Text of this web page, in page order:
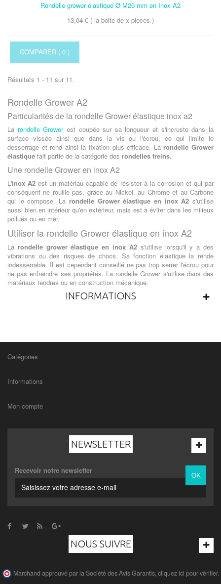
Rondelle grower élastique Ø M20 mm en Inox A2
13,04 € ( la boite de x pieces )
COMPARER ( 0 )
Résultats 1 - 11 sur 11.
Rondelle Grower A2
Particularités de la rondelle Grower élastique inox a2
La rondelle Growerest coupée sur sa longueur et s'incruste dans la
surface vissée ainsi que dans la vis ou l'écrou, ce qui limite le
desserrage et rend ainsi la fixation plus efficace. Larondelle Grower
élastique fait partie de la catégorie des rondelles freins.
Une rondelle Grower en inox A2
L'inox A2 est un matériau capable de résister à la corrosion et qui par
conséquent ne rouille pas, grâce au Nickel, au Chrome et au Carbone
qui le compose. La rondelle Grower élastique en inox A2 s'utilise
aussi bien en intérieur qu'en extérieur, mais est à éviter dans les milieux
pollués ou en mer.
Utiliser la rondelle Grower élastique en inox A2
La rondelle grower élastique en inox A2s'utilise lorsqu'il y a des
vibrations ou des risques de chocs. Sa fonction élastique la rende
indesserrable. Il est cependant conseillé ne pas trop serrer l'écrou pour
ne pas enfreindre ses propriétés. La rondelle Grower s'utilise dans des
matériaux tendres ou en construction mécanique.
INFORMATIONS
Catégories
Informations
Mon compte
NEWSLETTER
Recevoir notre newsletter
OK
NOUS SUIVRE
Marchand approuvé par la Société des Avis Garantis,cliquez ici pour vérifier.